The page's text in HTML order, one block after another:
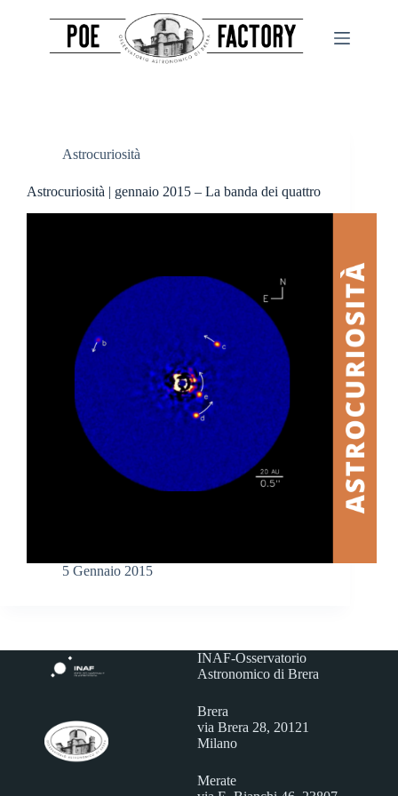
Astrocuriosità
Astrocuriosità | gennaio 2015 – La banda dei quattro
5 Gennaio 2015
INAF-Osservatorio
Astronomico di Brera
Brera
via Brera 28, 20121
Milano
Merate